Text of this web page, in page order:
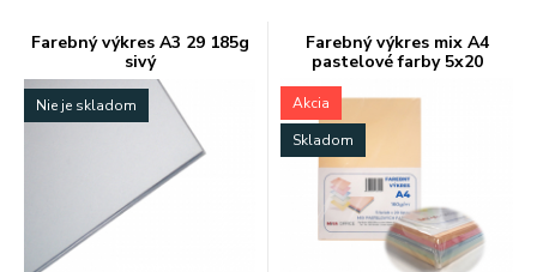
Farebný výkres A3 29 185g
sivý
Nie je skladom
Farebný výkres mix A4
pastelové farby 5x20
Akcia
Skladom